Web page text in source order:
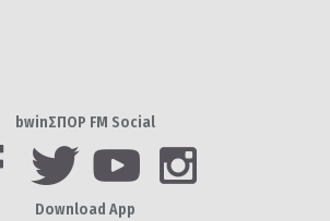
bwinΣΠΟΡ FM Social
Download App